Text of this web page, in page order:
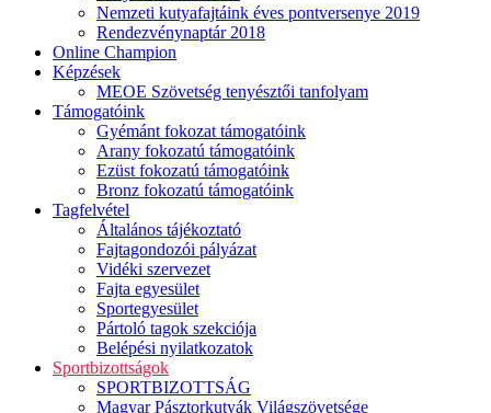
Nemzeti kutyafajtáink éves pontversenye 2019
Rendezvénynaptár 2018
Online Champion
Képzések
MEOE Szövetség tenyésztői tanfolyam
Támogatóink
Gyémánt fokozat támogatóink
Arany fokozatú támogatóink
Ezüst fokozatú támogatóink
Bronz fokozatú támogatóink
Tagfelvétel
Általános tájékoztató
Fajtagondozói pályázat
Vidéki szervezet
Fajta egyesület
Sportegyesület
Pártoló tagok szekciója
Belépési nyilatkozatok
Sportbizottságok
SPORTBIZOTTSÁG
Magyar Pásztorkutyák Világszövetsége